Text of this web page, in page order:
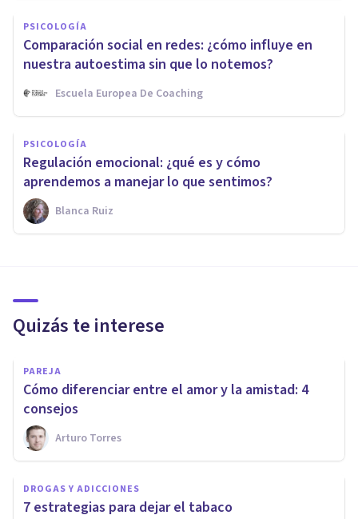
PSICOLOGÍA
Comparación social en redes: ¿cómo influye en
nuestra autoestima sin que lo notemos?
Escuela Europea De Coaching
PSICOLOGÍA
Regulación emocional: ¿qué es y cómo
aprendemos a manejar lo que sentimos?
Blanca Ruiz
Quizás te interese
PAREJA
Cómo diferenciar entre el amor y la amistad: 4
consejos
Arturo Torres
DROGAS Y ADICCIONES
7 estrategias para dejar el tabaco